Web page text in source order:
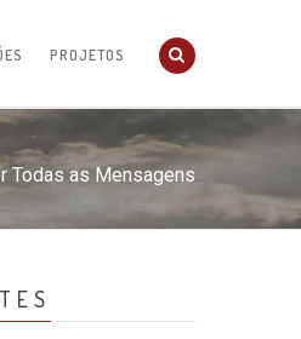
PROJETOS
Todas as Mensagens